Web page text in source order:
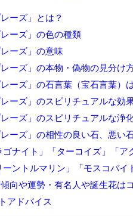
ーズ」とは？
ーズ」の色の種類
ーズ」の意味
ーズ」の本物・偽物の見分け
ーズ」の石言葉（宝石言葉）
ーズ」のスピリチュアルな効
ーズ」のスピリチュアルな浄
ーズ」の相性の良い石、悪い
ナイト」「ターコイズ」「ア
ントルマリン」「モスコバイ
向や運勢・有名人や誕生花は
アドバイス